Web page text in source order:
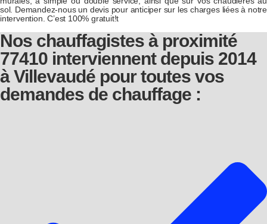
sol. Demandez-nous un devis pour anticiper sur les charges liées à notre
intervention. C’est 100% gratuit!t
Nos chauffagistes à proximité
77410 interviennent depuis 2014
à Villevaudé pour toutes vos
demandes de chauffage :